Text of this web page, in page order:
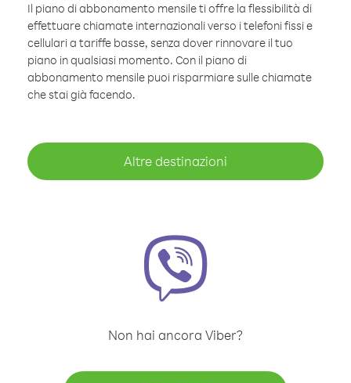
Il piano di abbonamento mensile ti offre la flessibilità di
effettuare chiamate internazionali verso i telefoni fissi e
cellulari a tariffe basse, senza dover rinnovare il tuo
piano in qualsiasi momento. Con il piano di
abbonamento mensile puoi risparmiare sulle chiamate
che stai già facendo.
Altre destinazioni
Non hai ancora Viber?